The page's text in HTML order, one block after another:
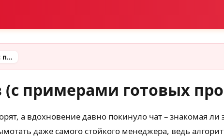
Промты для маркетплейсов (с примерами готовых промтов)
примерами готовых
а вдохновение давно покинуло чат – знакомая ли
даже самого стойкого менеджера, ведь